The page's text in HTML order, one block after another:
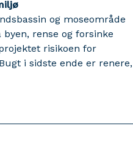
og moseområde
rense og forsinke
risikoen for
i sidste ende er renere,